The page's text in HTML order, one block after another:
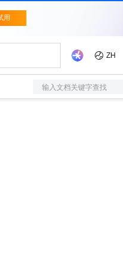
输入文档关键字查找